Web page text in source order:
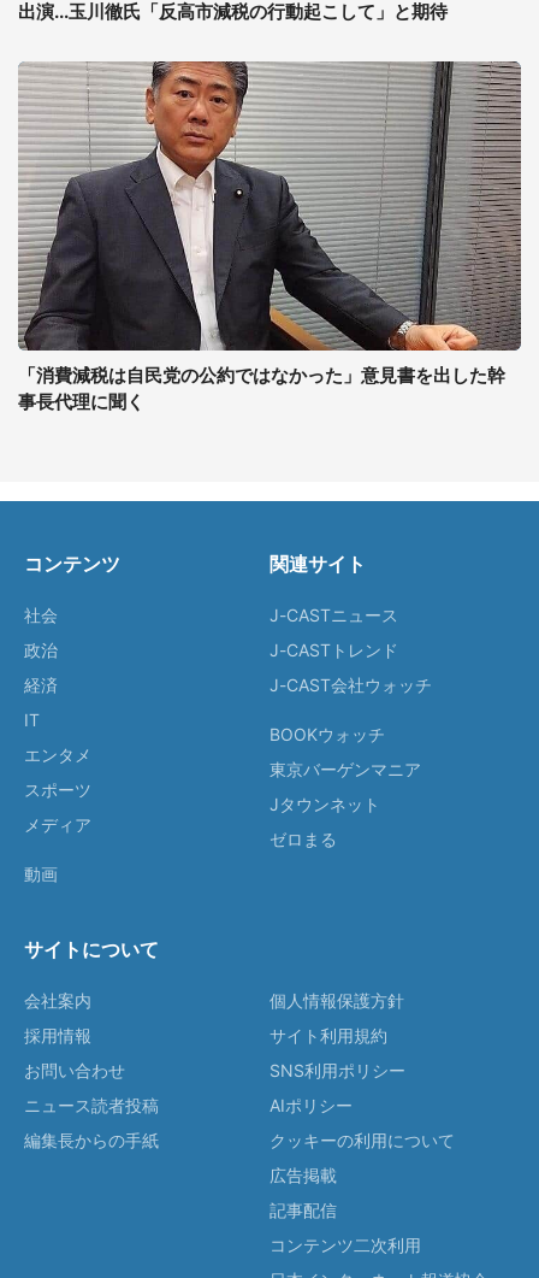
出演...玉川徹氏「反高市減税の行動起こして」と期待
「消費減税は自民党の公約ではなかった」意見書を出した幹
事長代理に聞く
コンテンツ
社会
政治
経済
IT
エンタメ
スポーツ
メディア
動画
関連サイト
J-CASTニュース
J-CASTトレンド
J-CAST会社ウォッチ
BOOKウォッチ
東京バーゲンマニア
Jタウンネット
ゼロまる
サイトについて
会社案内
採用情報
お問い合わせ
ニュース読者投稿
編集長からの手紙
個人情報保護方針
サイト利用規約
SNS利用ポリシー
AIポリシー
クッキーの利用について
広告掲載
記事配信
コンテンツ二次利用